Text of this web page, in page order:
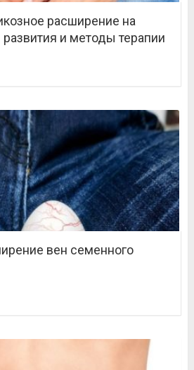
расширение на
и методы терапии
вен семенного